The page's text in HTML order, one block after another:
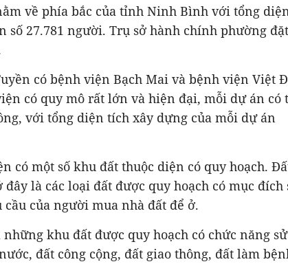
về phía bắc của tỉnh Ninh Bình với tổng
số 27.781 người. Trụ sở hành chính phường
có bệnh viện Bạch Mai và bệnh viện Việt
có quy mô rất lớn và hiện đại, mỗi dự án có
với tổng diện tích xây dựng của mỗi dự án
có một số khu đất thuộc diện có quy hoạch.
đây là các loại đất được quy hoạch có mục đích
của người mua nhà đất để ở.
khu đất được quy hoạch có chức năng sử
đất công cộng, đất giao thông, đất làm